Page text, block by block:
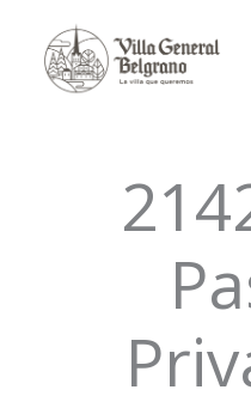
contenido